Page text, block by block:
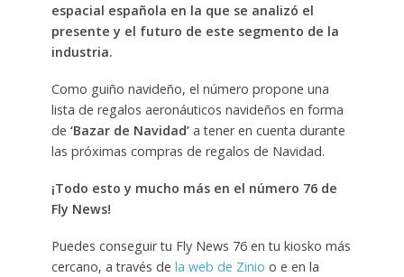
espacial española en la que se analizó el
presente y el futuro de este segmento de la
industria.
Como guiño navideño, el número propone una
lista de regalos aeronáuticos navideños en forma
de ‘Bazar de Navidad’a tener en cuenta durante
las próximas compras de regalos de Navidad.
¡Todo esto y mucho más en el número 76 de
Fly News!
Puedes conseguir tu Fly News 76 en tu kiosko más
cercano, a través de la web de Zinio o e en la